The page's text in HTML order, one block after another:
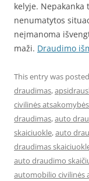
kelyje.
nenumatytos
neįmanoma
maži. Draudimo
This entry was
draudimas,
civilinės
draudimas,auto
skaiciuokle,auto
draudimas
auto draudimo
automobilio civilinės